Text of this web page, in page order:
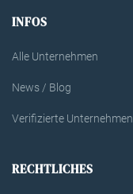
INFOS
Alle Unternehmen
News / Blog
Verifizierte Unternehmen
RECHTLICHES